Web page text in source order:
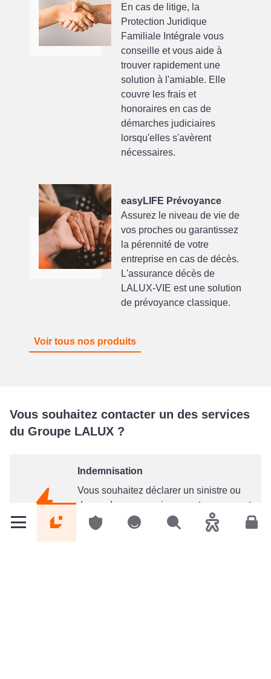
ParticuliersParticuliersParticuliersRechercherAccessibilité
En cas de litige, la
Protection Juridique
Familiale Intégrale vous
conseille et vous aide à
trouver rapidement une
solution à l'amiable. Elle
couvre les frais et
honoraires en cas de
démarches judiciaires
lorsqu'elles s'avèrent
nécessaires.
easyLIFE Prévoyance
Assurez le niveau de vie de
vos proches ou garantissez
la pérennité de votre
entreprise en cas de décès.
L'assurance décès de
LALUX-VIE est une solution
de prévoyance classique.
Voir tous nos produits
Vous souhaitez contacter un des services
du Groupe LALUX ?
Indemnisation
Vous souhaitez déclarer un sinistre ou
demander un renseignement concernant
un dossier en-cours ?